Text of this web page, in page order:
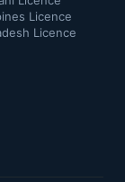
Licence
Licence